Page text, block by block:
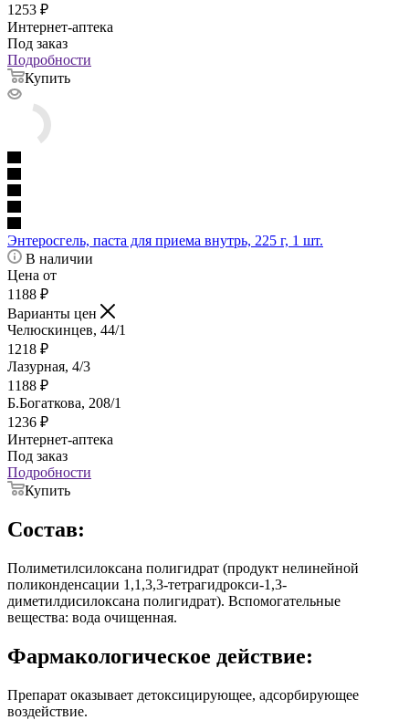
1253 ₽
Интернет-аптека
Под заказ
Подробности
Купить
Энтеросгель, паста для приема внутрь, 225 г, 1 шт.
В наличии
Цена от
1188 ₽
Варианты цен
Челюскинцев, 44/1
1218 ₽
Лазурная, 4/3
1188 ₽
Б.Богаткова, 208/1
1236 ₽
Интернет-аптека
Под заказ
Подробности
Купить
Состав:
Полиметилсилоксана полигидрат (продукт нелинейной
поликонденсации 1,1,3,3-тетрагидрокси-1,3-
диметилдисилоксана полигидрат). Вспомогательные
вещества: вода очищенная.
Фармакологическое действие:
Препарат оказывает детоксицирующее, адсорбирующее
воздействие.